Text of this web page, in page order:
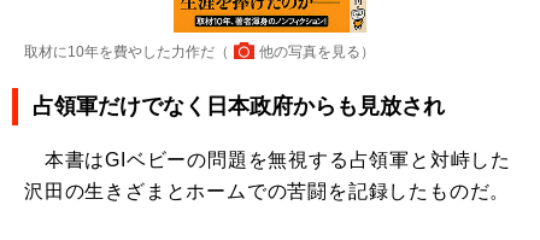
取材に10年を費やした力作だ（ 他の写真を見る ）
占領軍だけでなく日本政府からも見放され
本書はGIベビーの問題を無視する占領軍と対峙した
沢田の生きざまとホームでの苦闘を記録したものだ。